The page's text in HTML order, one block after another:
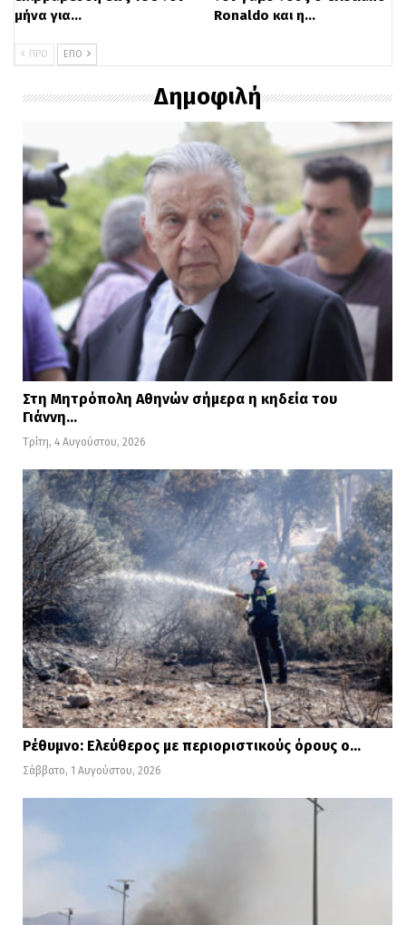
μήνα για…
Ronaldo και η…
ΠΡΟ ΕΠΌ
Δημοφιλή
Στη Μητρόπολη Αθηνών σήμερα η κηδεία του
Γιάννη…
Τρίτη, 4 Αυγούστου, 2026
Ρέθυμνο: Ελεύθερος με περιοριστικούς όρους ο…
Σάββατο, 1 Αυγούστου, 2026